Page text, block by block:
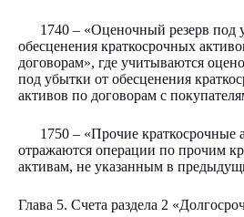
1740 – «Оценочный резерв под
обесценения краткосрочных
договорам», где учитываются
под убытки от обесценения
активов по договорам с
1750 – «Прочие краткосрочные
отражаются операции по прочим
активам, не указанным в
Глава 5. Счета раздела 2